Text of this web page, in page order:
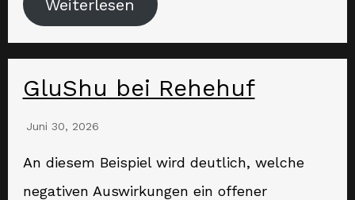
Weiterlesen
GluShu bei Rehehuf
Juni 30, 2026
An diesem Beispiel wird deutlich, welche
negativen Auswirkungen ein offener